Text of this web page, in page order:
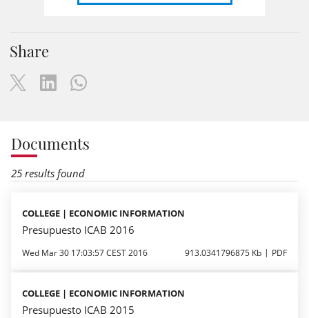
Share
Documents
25 results found
COLLEGE | ECONOMIC INFORMATION
Presupuesto ICAB 2016
Wed Mar 30 17:03:57 CEST 2016 913.0341796875 Kb PDF
COLLEGE | ECONOMIC INFORMATION
Presupuesto ICAB 2015